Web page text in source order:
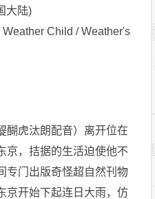
大陆)
Child / Weather's
醐虎汰朗配音）离开位在
京，拮据的生活迫使他不
专门出版奇怪超自然刊物
京开始下起连日大雨，仿